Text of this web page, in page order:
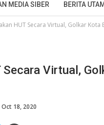
MEDIA SIBER BERITA
HUT Secara Virtual, Golkar
Secara Virtual,
Oct 18, 2020